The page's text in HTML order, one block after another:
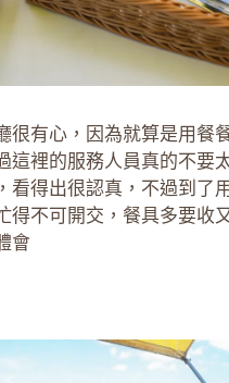
很有心，因為就算是用餐
這裡的服務人員真的不要
看得出很認真，不過到了
得不可開交，餐具多要收
會